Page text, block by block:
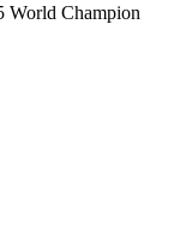
World Champion